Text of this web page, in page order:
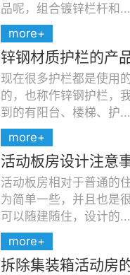
品呢，组合镀锌栏杆和...
more+
锌钢材质护栏的产
现在很多护栏都是使用
的，也称作锌钢护栏，
到的有阳台、楼梯、护...
more+
活动板房设计注意
活动板房相对于普通的
为简单一些，并且也是
可以随建随住，设计的...
more+
拆除集装箱活动房